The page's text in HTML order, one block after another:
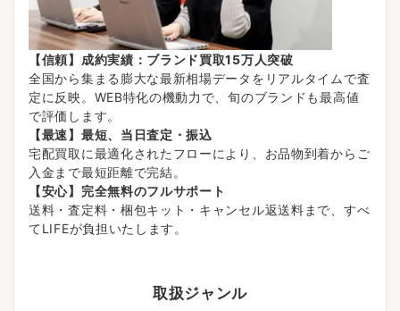
【信頼】成約実績：ブランド買取15万人突破
全国から集まる膨大な最新相場データをリアルタイムで査
定に反映。WEB特化の機動力で、旬のブランドも最高値
で評価します。
【最速】最短、当日査定・振込
宅配買取に最適化されたフローにより、お品物到着からご
入金まで最短距離で完結。
【安心】完全無料のフルサポート
送料・査定料・梱包キット・キャンセル返送料まで、すべ
てLIFEが負担いたします。
取扱ジャンル